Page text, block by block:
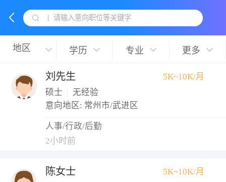
请输入意向职位等关键字
学历 专业 更多
刘先生
5K~10K/月
硕士
无经验
意向地区: 常州市/武进区
人事/行政/后勤
2小时前
陈女士
5K~10K/月